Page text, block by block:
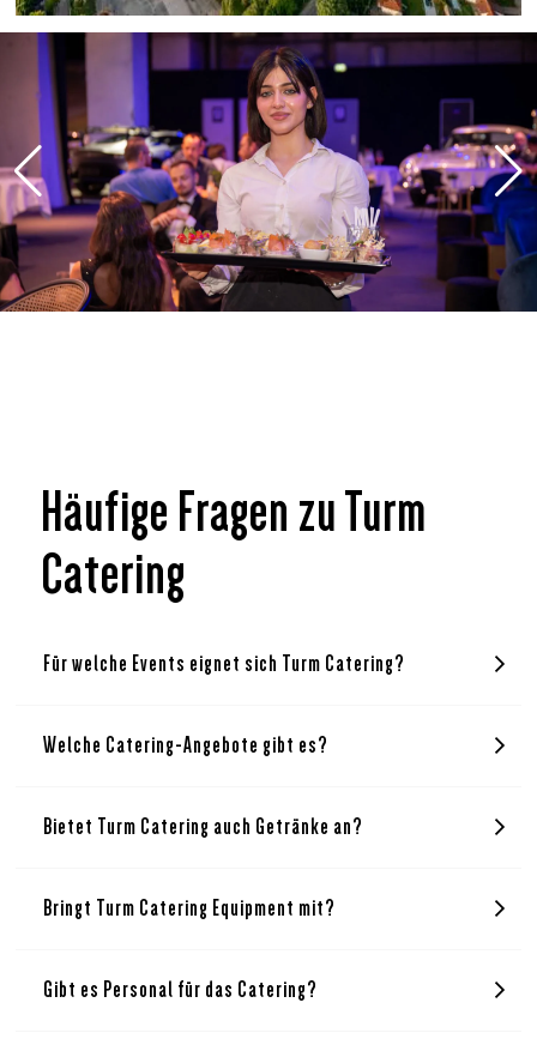
Häufige Fragen zu Turm
Catering
Für welche Events eignet sich Turm Catering?
Welche Catering-Angebote gibt es?
Bietet Turm Catering auch Getränke an?
Bringt Turm Catering Equipment mit?
Gibt es Personal für das Catering?